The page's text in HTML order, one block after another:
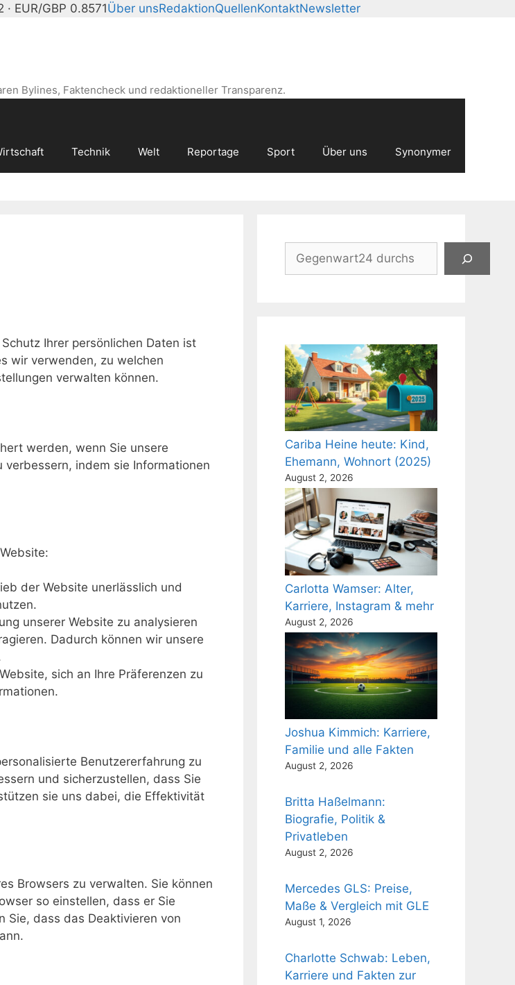
· EUR/GBP 0.8571Über unsRedaktionQuellenKontaktNewsletter
Bylines, Faktencheck und redaktioneller Transparenz.
Technik Welt Reportage Sport Über uns Synonymer
Ihrer persönlichen Daten ist
wir verwenden, zu welchen
verwalten können.
werden, wenn Sie unsere
indem sie Informationen
der Website unerlässlich und
unserer Website zu analysieren
Dadurch können wir unsere
sich an Ihre Präferenzen zu
Benutzererfahrung zu
und sicherzustellen, dass Sie
sie uns dabei, die Effektivität
Browsers zu verwalten. Sie können
so einstellen, dass er Sie
Sie, dass das Deaktivieren von
Suchen
Cariba Heine heute: Kind,
Ehemann, Wohnort (2025)
August 2, 2026
Carlotta Wamser: Alter,
Karriere, Instagram & mehr
August 2, 2026
Joshua Kimmich: Karriere,
Familie und alle Fakten
August 2, 2026
Britta Haßelmann:
Biografie, Politik &
Privatleben
August 2, 2026
Mercedes GLS: Preise,
Maße & Vergleich mit GLE
August 1, 2026
Charlotte Schwab: Leben,
Karriere und Fakten zur